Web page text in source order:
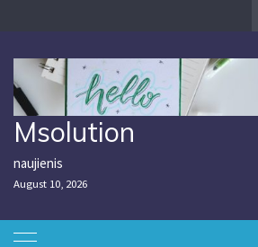
Msolution
naujienis
August 10, 2026